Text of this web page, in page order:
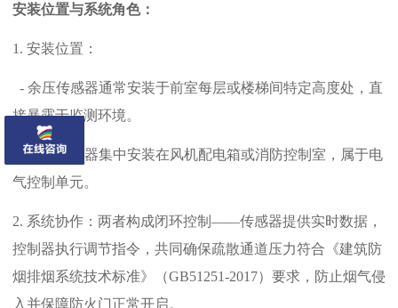
安装位置与系统角色：
1. 安装位置：
- 余压传感器通常安装于前室每层或楼梯间特定高度处，直
接暴露于监测环境。
- 余压控制器集中安装在风机配电箱或消防控制室，属于电
气控制单元。
2. 系统协作：两者构成闭环控制——传感器提供实时数据，
控制器执行调节指令，共同确保疏散通道压力符合《建筑防
烟排烟系统技术标准》（GB51251-2017）要求，防止烟气侵
入并保障防火门正常开启。